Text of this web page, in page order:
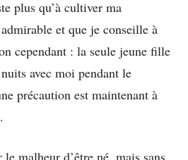
plus qu’à cultiver ma
et que je conseille à
cependant : la seule jeune fille
avec moi pendant le
précaution est maintenant à